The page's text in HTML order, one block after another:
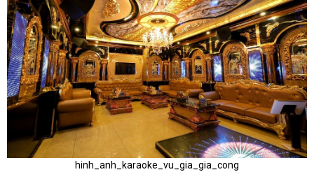
hinh_anh_karaoke_vu_gia_gia_cong